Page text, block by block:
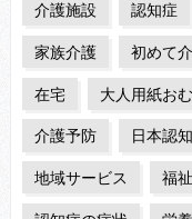
介護施設 認知症
家族介護 初めて
在宅 大人用紙お
介護予防 日本認
地域サービス 福